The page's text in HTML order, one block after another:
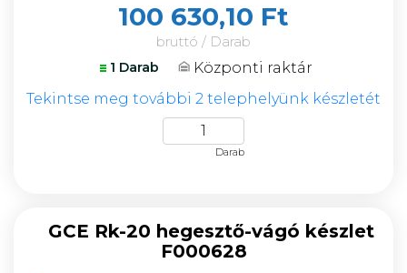
100 630,10 Ft
bruttó / Darab
1 Darab
Központi raktár
Tekintse meg további 2 telephelyünk készletét
Darab
GCE Rk-20 hegesztő-vágó készlet
F000628